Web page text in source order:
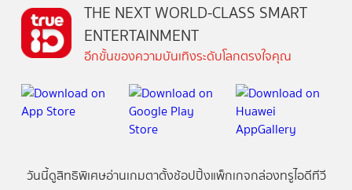
THE NEXT WORLD-CLASS SMART
ENTERTAINMENT
อีกขั้นของความบันเทิงระดับโลกตรงใจคุณ
วันนี้ดูสิทธิพิเศษอ่านเกมตาตั้งช้อปปิ้งแพ็กเกจกล่องทรูไอดีทีวี